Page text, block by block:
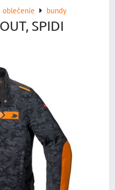
bundy
SPIDI